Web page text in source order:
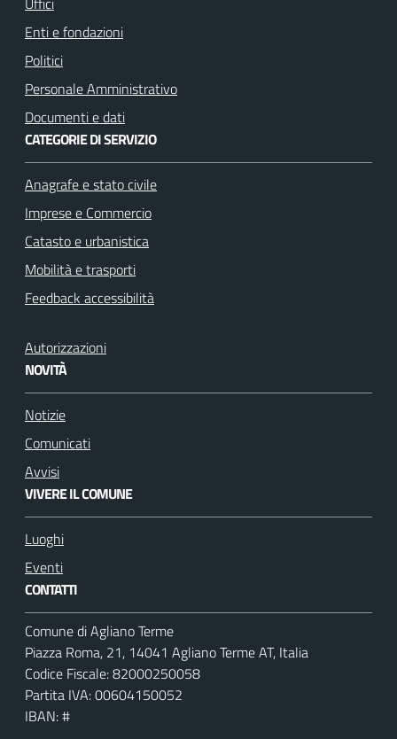
m
Enti e fondazioni
Politici
Personale Amministrativo
Documenti e dati
CATEGORIE DI SERVIZIO
Anagrafe e stato civile
Imprese e Commercio
Catasto e urbanistica
Mobilità e trasporti
Feedback accessibilità
Autorizzazioni
NOVITÀ
Notizie
Comunicati
Avvisi
VIVERE IL COMUNE
Luoghi
Eventi
CONTATTI
Comune di Agliano Terme
Piazza Roma, 21, 14041 Agliano Terme AT, Italia
Codice Fiscale: 82000250058
Partita IVA: 00604150052
IBAN: #